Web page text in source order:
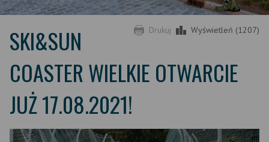
Drukuj Wyświetleń (1207)
SKI&SUN
COASTER WIELKIE OTWARCIE
JUŻ 17.08.2021!